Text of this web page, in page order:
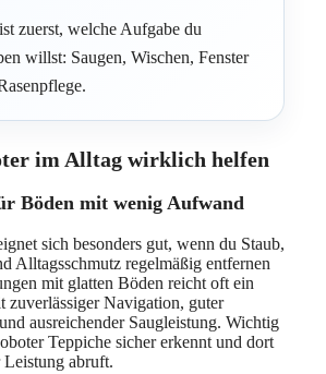
zuerst, welche Aufgabe du
willst: Saugen, Wischen, Fenster
im Alltag wirklich helfen
Böden mit wenig Aufwand
sich besonders gut, wenn du Staub,
Alltagsschmutz regelmäßig entfernen
mit glatten Böden reicht oft ein
zuverlässiger Navigation, guter
ausreichender Saugleistung. Wichtig
Teppiche sicher erkennt und dort
Leistung abruft.